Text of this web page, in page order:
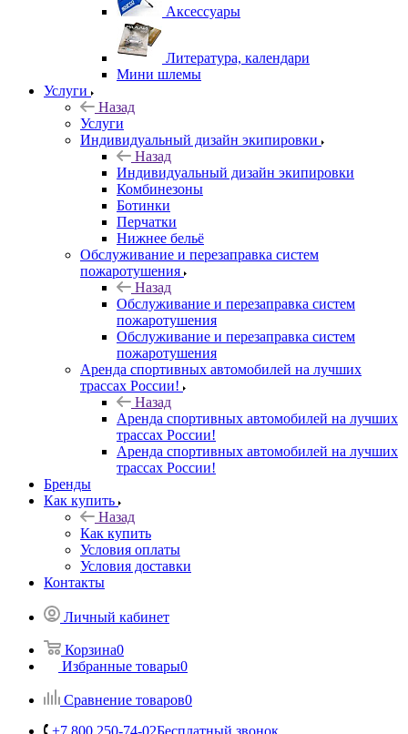
Аксессуары
Литература, календари
Мини шлемы
Услуги
Назад
Услуги
Индивидуальный дизайн экипировки
Назад
Индивидуальный дизайн экипировки
Комбинезоны
Ботинки
Перчатки
Нижнее бельё
Обслуживание и перезаправка систем
пожаротушения
Назад
Обслуживание и перезаправка систем
пожаротушения
Обслуживание и перезаправка систем
пожаротушения
Аренда спортивных автомобилей на лучших
трассах России!
Назад
Аренда спортивных автомобилей на лучших
трассах России!
Аренда спортивных автомобилей на лучших
трассах России!
Бренды
Как купить
Назад
Как купить
Условия оплаты
Условия доставки
Контакты
Личный кабинет
Корзина0
Избранные товары0
Сравнение товаров0
+7 800 250-74-02Бесплатный звонок